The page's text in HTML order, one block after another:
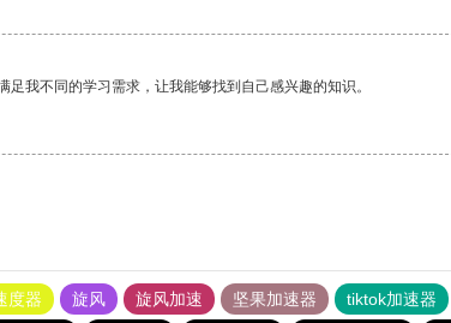
我不同的学习需求，让我能够找到自己感兴趣的知识。
度器 旋风 旋风加速 坚果加速器 tiktok加速器